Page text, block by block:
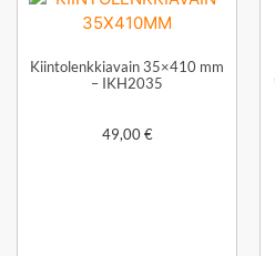
Kiintolenkkiavain 35×410 mm
– IKH2035
49,00€